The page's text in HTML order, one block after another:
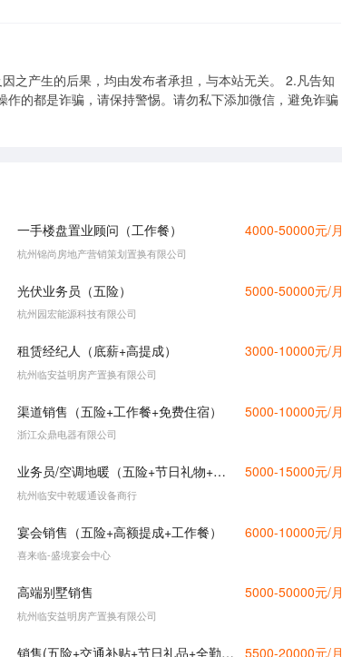
之产生的后果，均由发布者承担，与本站无关。 2.凡告知
的都是诈骗，请保持警惕。请勿私下添加微信，避免诈骗
一手楼盘置业顾问（工作餐） 4000-50000元/月
杭州锦尚房地产营销策划置换有限公司
光伏业务员（五险） 5000-50000元/月
杭州园宏能源科技有限公司
租赁经纪人（底薪+高提成） 3000-10000元/月
杭州临安益明房产置换有限公司
渠道销售（五险+工作餐+免费住宿） 5000-10000元/月
浙江众鼎电器有限公司
业务员/空调地暖（五险+节日礼物+不定期团建+国际旅游奖励+年会） 5000-15000元/月
杭州临安中乾暖通设备商行
宴会销售（五险+高额提成+工作餐） 6000-10000元/月
喜来临-盛境宴会中心
高端别墅销售 5000-50000元/月
杭州临安益明房产置换有限公司
销售(五险+交通补贴+节日礼品+全勤奖） 5500-20000元/月